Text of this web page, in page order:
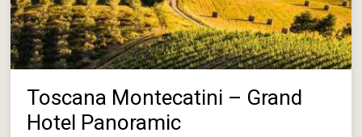
Toscana Montecatini – Grand
Hotel Panoramic